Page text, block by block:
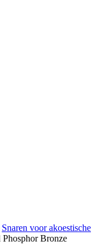
Snaren voor akoestische
Bronze